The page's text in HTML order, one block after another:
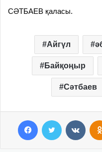
СӘТБАЕВ қаласы.
Айгүл
Байқоңыр
Сәтбаев